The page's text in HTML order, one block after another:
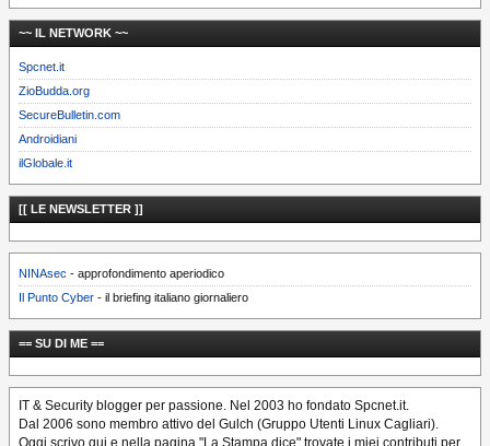
~~ IL NETWORK ~~
Spcnet.it
ZioBudda.org
SecureBulletin.com
Androidiani
ilGlobale.it
[[ LE NEWSLETTER ]]
NINAsec - approfondimento aperiodico
Il Punto Cyber - il briefing italiano giornaliero
== SU DI ME ==
IT & Security blogger per passione. Nel 2003 ho fondato Spcnet.it.
Dal 2006 sono membro attivo del Gulch (Gruppo Utenti Linux Cagliari).
Oggi scrivo qui e nella pagina "La Stampa dice" trovate i miei contributi per